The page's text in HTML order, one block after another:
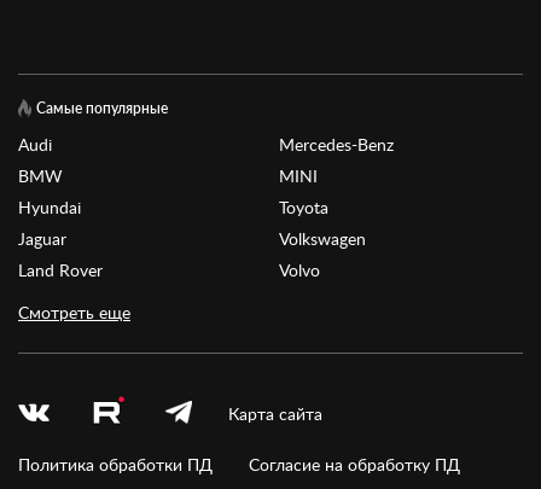
Самые популярные
Audi
BMW
Hyundai
Jaguar
Land Rover
Mercedes-Benz
MINI
Toyota
Volkswagen
Volvo
Смотреть еще
Карта сайта
Политика обработки ПД
Согласие на обработку ПД